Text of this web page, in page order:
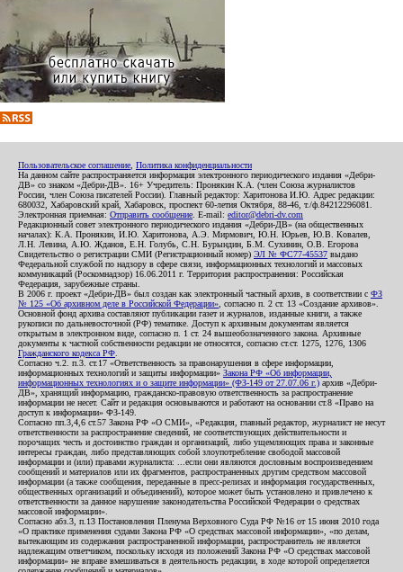
Пользовательское соглашение Политика конфиденциальности
На данном сайте распространяется информация электронного периодического издания «Дебри-
ДВ» со знаком «Дебри-ДВ». 16+ Учредитель: Пронякин К.А. (член Союза журналистов
России, член Союза писателей России). Главный редактор: Харитонова И.Ю. Адрес редакции:
680032, Хабаровский край, Хабаровск, проспект 60-летия Октября, 88-46, т./ф.84212296081.
Электронная приемная: Отправить сообщение . E-mail: editor@debri-dv.com
Редакционный совет электронного периодического издания «Дебри-ДВ» (на общественных
началах): К.А. Пронякин, И.Ю. Харитонова, А.Э. Мирмович, Ю.Н. Юрьев, Ю.В. Ковалев,
Л.Н. Левина, А.Ю. Жданов, Е.Н. Голубь, С.Н. Бурындин, Б.М. Сухинин, О.В. Егорова
Свидетельство о регистрации СМИ (Регистрационный номер) ЭЛ № ФС77-45537 выдано
Федеральной службой по надзору в сфере связи, информационных технологий и массовых
коммуникаций (Роскомнадзор) 16.06.2011 г. Территория распространения: Российская
Федерация, зарубежные страны.
В 2006 г. проект «Дебри-ДВ» был создан как электронный частный архив, в соответствии с ФЗ
№ 125 «Об архивном деле в Российской Федерации» , согласно п. 2 ст. 13 «Создание архивов».
Основной фонд архива составляют публикации газет и журналов, изданные книги, а также
рукописи по дальневосточной (РФ) тематике. Доступ к архивным документам является
открытым в электронном виде, согласно п. 1 ст. 24 вышеобозначенного закона. Архивные
документы к частной собственности редакции не относятся, согласно ст.ст. 1275, 1276, 1306
Гражданского кодекса РФ
Согласно ч.2. п.3. ст.17 «Ответственность за правонарушения в сфере информации,
информационных технологий и защиты информации» Закона РФ «Об информации,
информационных технологиях и о защите информации» (ФЗ-149 от 27.07.06 г.) архив «Дебри-
ДВ», хранящий информацию, гражданско-правовую ответственность за распространение
информации не несет. Сайт и редакция основываются и работают на основании ст.8 «Право на
доступ к информации» ФЗ-149.
Согласно пп.3,4,6 ст.57 Закона РФ «О СМИ», «Редакция, главный редактор, журналист не несут
ответственности за распространение сведений, не соответствующих действительности и
порочащих честь и достоинство граждан и организаций, либо ущемляющих права и законные
интересы граждан, либо представляющих собой злоупотребление свободой массовой
информации и (или) правами журналиста: ...если они являются дословным воспроизведением
сообщений и материалов или их фрагментов, распространенных другим средством массовой
информации (а также сообщения, переданные в пресс-релизах и информация государственных,
общественных организаций и объединений), которое может быть установлено и привлечено к
ответственности за данное нарушение законодательства Российской Федерации о средствах
массовой информации».
Согласно абз.3, п.13 Постановления Пленума Верховного Суда РФ №16 от 15 июня 2010 года
«О практике применения судами Закона РФ «О средствах массовой информации», «по делам,
вытекающим из содержания распространенной информации, распространитель не является
надлежащим ответчиком, поскольку исходя из положений Закона РФ «О средствах массовой
информации» не вправе вмешиваться в деятельность редакции, в ходе которой определяется